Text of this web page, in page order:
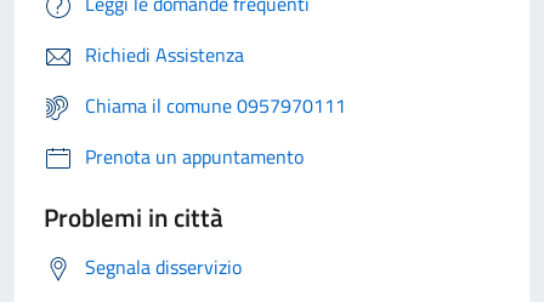
Richiedi Assistenza
Chiama il comune 0957970111
Prenota un appuntamento
Problemi in città
Segnala disservizio